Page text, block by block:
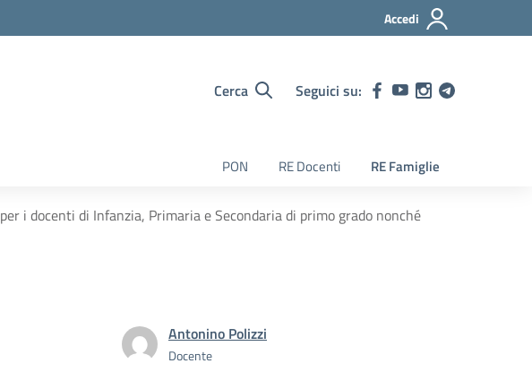
Accedi
Cerca Seguici su:
PON RE Docenti RE Famiglie
i docenti di Infanzia, Primaria e Secondaria di primo grado nonché
Antonino Polizzi
Docente